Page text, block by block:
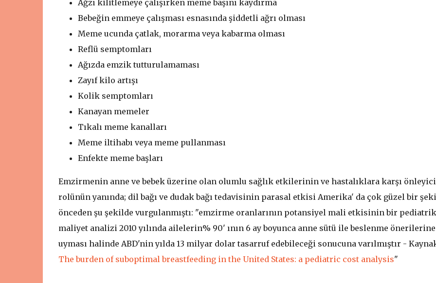
Ağzı kilitlemeye çalışırken meme başını kaydırma
Bebeğin emmeye çalışması esnasında şiddetli ağrı olması
Meme ucunda çatlak, morarma veya kabarma olması
Reflü semptomları
Ağızda emzik tutturulamaması
Zayıf kilo artışı
Kolik semptomları
Kanayan memeler
Tıkalı meme kanalları
Meme iltihabı veya meme pullanması
Enfekte meme başları
Emzirmenin anne ve bebek üzerine olan olumlu sağlık etkilerinin ve hastalıklara karşı önleyici
rolünün yanında; dil bağı ve dudak bağı tedavisinin parasal etkisi Amerika' da çok güzel bir
önceden şu şekilde vurgulanmıştı: "emzirme oranlarının potansiyel mali etkisinin bir pediatrik
maliyet analizi 2010 yılında ailelerin% 90' ının 6 ay boyunca anne sütü ile beslenme önerilerine
uyması halinde ABD'nin yılda 13 milyar dolar tasarruf edebileceği sonucuna varılmıştır -
The burden of suboptimal breastfeeding in the United States: a pediatric cost analysis"